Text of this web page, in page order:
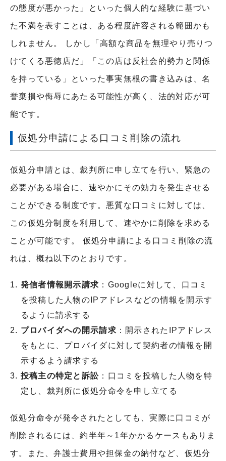
の態度が悪かった」といった個人的な経験に基づい
た不満を表すことは、ある程度許容される範囲かも
しれません。 しかし「高額な商品を無理やり売りつ
けてくる悪徳店だ」「この店は反社会的勢力と関係
を持っている」といった事実無根の書き込みは、名
誉棄損や侮辱にあたる可能性が高く、法的対応が可
能です。
仮処分申請による口コミ削除の流れ
仮処分申請とは、裁判所に申し立てを行い、緊急の
必要がある場合に、速やかにその効力を発生させる
ことができる制度です。悪質な口コミに対しては、
この仮処分制度を利用して、速やかに削除を求める
ことが可能です。 仮処分申請による口コミ削除の流
れは、概ね以下のとおりです。
発信者情報開示請求 ：Googleに対して、口コミ
を投稿した人物のIPアドレスなどの情報を開示す
るように請求する
プロバイダへの開示請求 ：開示されたIPアドレス
をもとに、プロバイダに対して契約者の情報を開
示するよう請求する
投稿主の特定と訴訟 ：口コミを投稿した人物を特
定し、裁判所に仮処分命令を申し立てる
仮処分命令が発令されたとしても、実際に口コミが
削除されるには、約半年～1年かかるケースもありま
す。また、弁護士費用や担保金の納付など、仮処分